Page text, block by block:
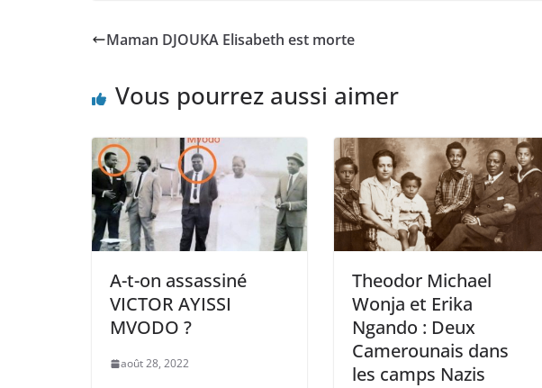
Maman DJOUKA Elisabeth est morte
Vous pourrez aussi aimer
A-t-on assassiné
VICTOR AYISSI
MVODO ?
août 28, 2022
Theodor Michael
Wonja et Erika
Ngando : Deux
Camerounais dans
les camps Nazis